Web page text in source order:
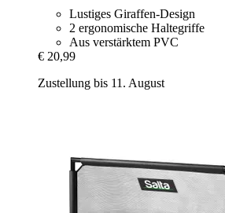
Lustiges Giraffen-Design
2 ergonomische Haltegriffe
Aus verstärktem PVC
€ 20,99
Zustellung bis 11. August